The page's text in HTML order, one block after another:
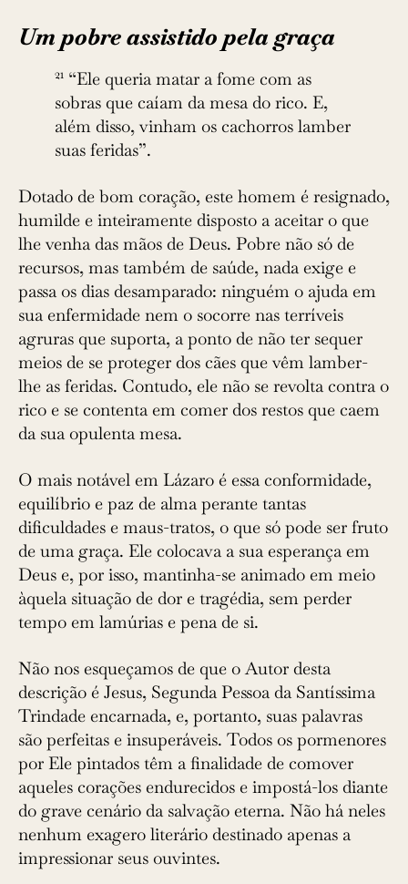
Um pobre assistido pela graça
21 “Ele queria matar a fome com as
sobras que caíam da mesa do rico. E,
além disso, vinham os cachorros lamber
suas feridas”.
Dotado de bom coração, este homem é resignado,
humilde e inteiramente disposto a aceitar o que
lhe venha das mãos de Deus. Pobre não só de
recursos, mas também de saúde, nada exige e
passa os dias desamparado: ninguém o ajuda em
sua enfermidade nem o socorre nas terríveis
agruras que suporta, a ponto de não ter sequer
meios de se proteger dos cães que vêm lamber-
lhe as feridas. Contudo, ele não se revolta contra o
rico e se contenta em comer dos restos que caem
da sua opulenta mesa.
O mais notável em Lázaro é essa conformidade,
equilíbrio e paz de alma perante tantas
dificuldades e maus-tratos, o que só pode ser fruto
de uma graça. Ele colocava a sua esperança em
Deus e, por isso, mantinha-se animado em meio
àquela situação de dor e tragédia, sem perder
tempo em lamúrias e pena de si.
Não nos esqueçamos de que o Autor desta
descrição é Jesus, Segunda Pessoa da Santíssima
Trindade encarnada, e, portanto, suas palavras
são perfeitas e insuperáveis. Todos os pormenores
por Ele pintados têm a finalidade de comover
aqueles corações endurecidos e impostá-los diante
do grave cenário da salvação eterna. Não há neles
nenhum exagero literário destinado apenas a
impressionar seus ouvintes.